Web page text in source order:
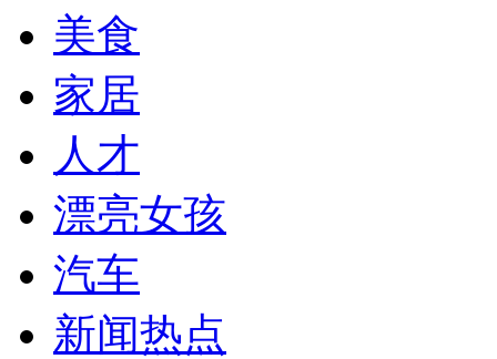
美食
家居
人才
漂亮女孩
汽车
新闻热点